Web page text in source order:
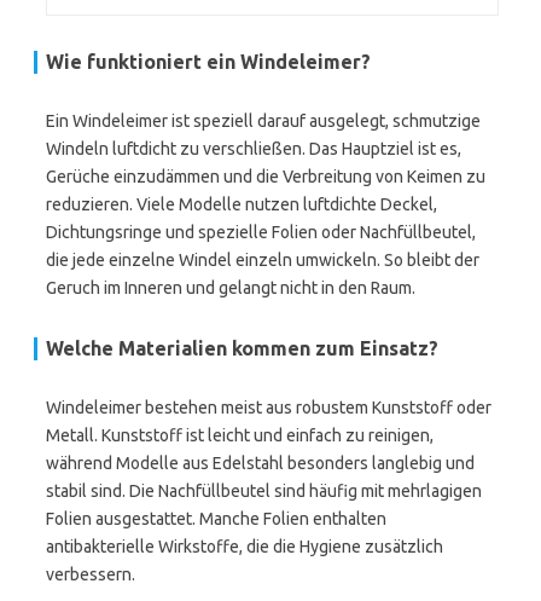
Wie funktioniert ein Windeleimer?
Ein Windeleimer ist speziell darauf ausgelegt, schmutzige
Windeln luftdicht zu verschließen. Das Hauptziel ist es,
Gerüche einzudämmen und die Verbreitung von Keimen zu
reduzieren. Viele Modelle nutzen luftdichte Deckel,
Dichtungsringe und spezielle Folien oder Nachfüllbeutel,
die jede einzelne Windel einzeln umwickeln. So bleibt der
Geruch im Inneren und gelangt nicht in den Raum.
Welche Materialien kommen zum Einsatz?
Windeleimer bestehen meist aus robustem Kunststoff oder
Metall. Kunststoff ist leicht und einfach zu reinigen,
während Modelle aus Edelstahl besonders langlebig und
stabil sind. Die Nachfüllbeutel sind häufig mit mehrlagigen
Folien ausgestattet. Manche Folien enthalten
antibakterielle Wirkstoffe, die die Hygiene zusätzlich
verbessern.